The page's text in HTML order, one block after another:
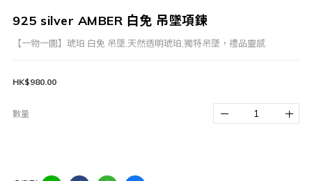
925 silver AMBER 白免 吊墜項鍊
【一物一圖】琥珀 白免 吊墜,天然透明琥珀,獨特吊墜，禮品靈感
HK$980.00
數量